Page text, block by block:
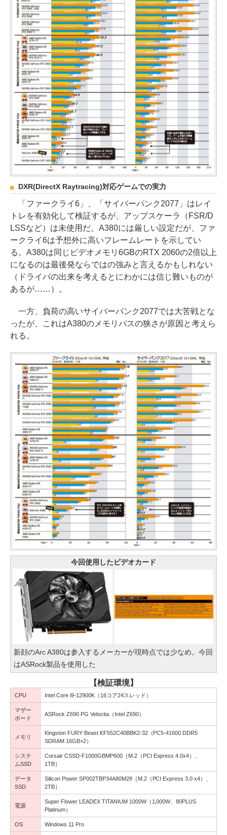
DXR(DirectX Raytracing)対応ゲームでの実力
「ファークライ6」、「サイバーパンク2077」はレイ
トレを有効化して検証するが、アップスケーラ（FSR/D
LSSなど）は未使用だ。A380には厳しい設定だが、ファ
ークライ6は予想外に高いフレームレートを示してい
る。A380は同じビデオメモリ6GBのRTX 2060の2倍以上
になるのは最後発ならではの強みと言えるかもしれない
（ドライバの出来を考えるとにわかには信じ難いものが
あるが……）。
一方、負荷の高いサイバーパンク2077では大苦戦とな
ったが、これはA380のメモリバスの狭さが原因と考えら
れる。
今回使用したビデオカード
新顔のArc A380は参入するメーカーが現時点では少なめ。今回
はASRock製品を使用した
【検証環境】
CPU Intel Core i9-12900K（16コア24スレッド）
マザー
ボード
ASRock Z690 PG Velocita（Intel Z690）
メモリ
Kingston FURY Beast KF552C40BBK2-32（PC5-41600 DDR5
SDRAM 16GB×2）
システ
ムSSD
Corsair CSSD-F1000GBMP600［M.2（PCI Express 4.0x4）、
1TB］
データ
SSD
Silicon Power SP002TBP34A80M28［M.2（PCI Express 3.0 x4）、
2TB］
電源
Super Flower LEADEX TITANIUM 1000W（1,000W、80PLUS
Platinum）
OS Windows 11 Pro